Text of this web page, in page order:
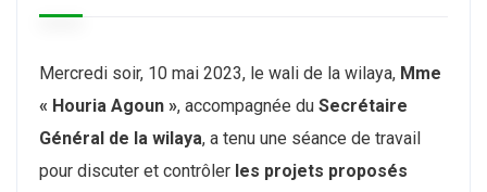
Mercredi soir, 10 mai 2023, le wali de la wilaya, Mme
« Houria Agoun », accompagnée du Secrétaire
Général de la wilaya, a tenu une séance de travail
pour discuter et contrôler les projets proposés